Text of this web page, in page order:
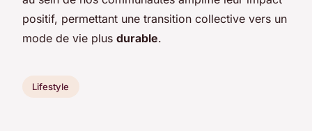
positif, permettant une transition collective vers un
mode de vie plus durable.
Lifestyle